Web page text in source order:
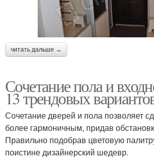
читать дальше →
Сочетание пола и
13 трендовых
Сочетание дверей и пола позволяет
более гармоничным, придав
Правильно подобрав цветовую
поистине дизайнерский шедевр.